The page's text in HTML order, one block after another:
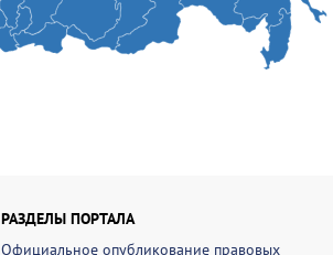
РАЗДЕЛЫ ПОРТАЛА
Официальное опубликование правовых